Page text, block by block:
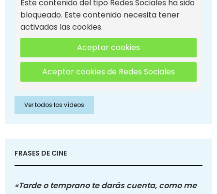
Este contenido del tipo Redes Sociales ha sido
bloqueado. Este contenido necesita tener
activadas las cookies.
Aceptar cookies
Aceptar cookies de Redes Sociales
Ver todos los vídeos
FRASES DE CINE
«Tarde o temprano te darás cuenta, como me